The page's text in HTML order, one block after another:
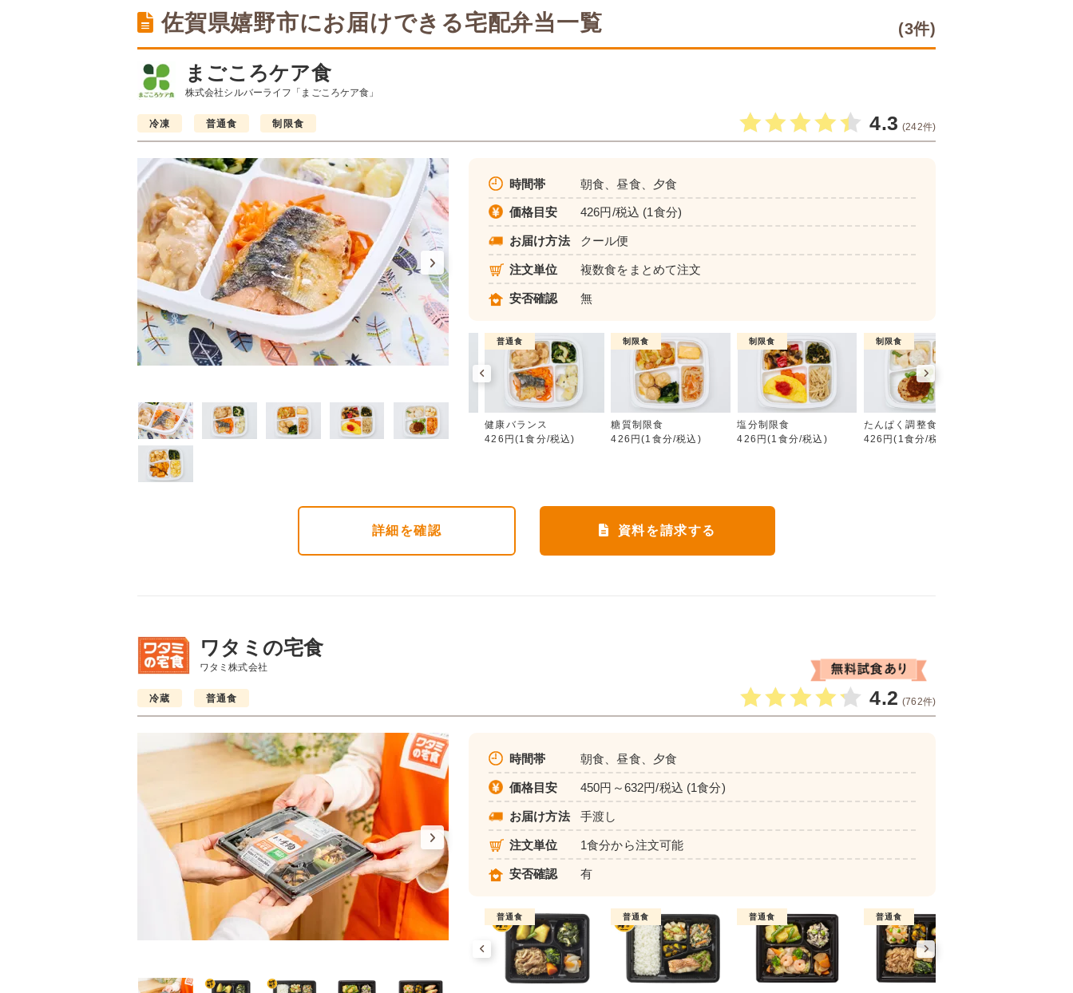
佐賀県嬉野市にお届けできる宅配弁当一覧 (3件)
まごころケア食
株式会社シルバーライフ「まごころケア食」
冷凍 普通食 制限食 4.3 (242件)
健康バランス 糖質制限食
時間帯 朝食、昼食、夕食
価格目安 426円/税込 (1食分)
お届け方法 クール便
注文単位 複数食をまとめて注文
安否確認 無
塩分制限食
426円(1食分/税込)
制限食
たんぱく調整食
426円(1食分/税込)
制限食
カロリー調整食
426円(1食分/税込)
普通食
健康バランス
426円(1食分/税込)
制限食
糖質制限食
426円(1食分/税込)
制限食
塩分制限食
426円(1食分/税込)
制限食
たんぱく調整食
426円(1食分/税込)
詳細 を確認 資料を請求する
ワタミの宅食
ワタミ株式会社
冷蔵 普通食 4.2 (762件)
好い日の御膳（お惣菜のみ） 好い日の御膳（ごはん付き）
時間帯 朝食、昼食、夕食
価格目安 450円～632円/税込 (1食分)
お届け方法 手渡し
注文単位 1食分から注文可能
安否確認 有
普通食 普通食 普通食 普通食 普通食